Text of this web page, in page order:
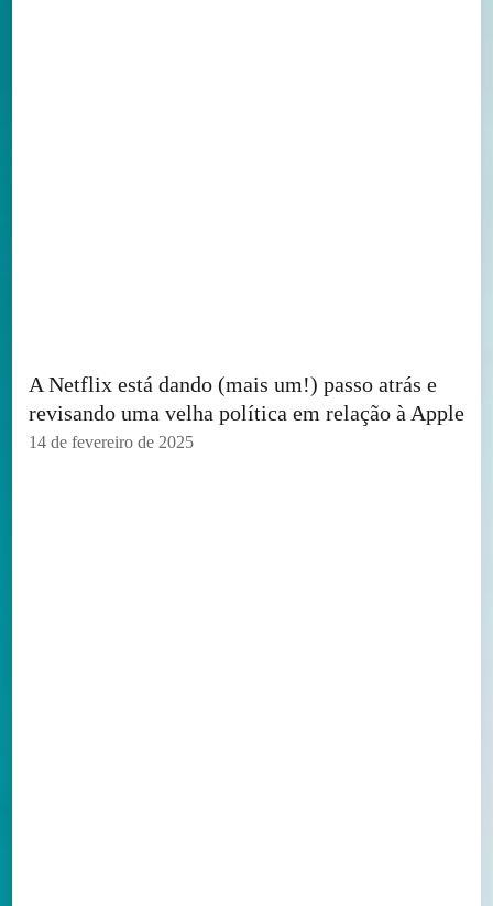
A Netflix está dando (mais um!) passo atrás e
revisando uma velha política em relação à Apple
14 de fevereiro de 2025